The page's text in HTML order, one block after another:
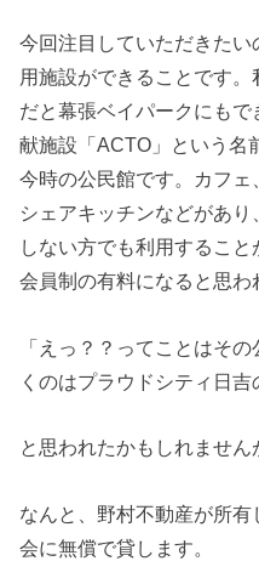
今回注目していただきた
用施設ができることです
だと幕張ベイパークにも
献施設「ACTO」という名
今時の公民館です。カフェ
シェアキッチンなどがあ
しない方でも利用するこ
会員制の有料になると思わ
「えっ？？ってことはそ
くのはプラウドシティ日吉
と思われたかもしれません
なんと、野村不動産が所
会に無償で貸します。